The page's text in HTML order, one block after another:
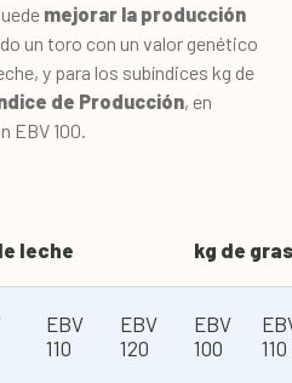
mejorar la producción
un toro con un valor genético
y para los subíndices kg de
de Producción, en
EBV 100.
leche kg de
EBV
110
EBV
120
EBV
100
110